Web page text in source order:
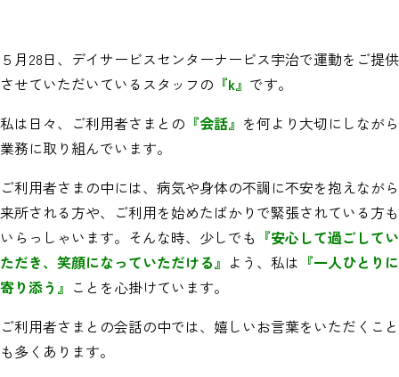
５月28日、デイサービスセンターナービス宇治で運動をご提供
させていただいているスタッフの 『k』 です。
私は日々、ご利用者さまとの 『会話』 を何より大切にしながら
業務に取り組んでいます。
ご利用者さまの中には、病気や身体の不調に不安を抱えながら
来所される方や、ご利用を始めたばかりで緊張されている方も
いらっしゃいます。そんな時、少しでも 『安心して過ごしてい
ただき、笑顔になっていただける』 よう、私は 『一人ひとりに
寄り添う』 ことを心掛けています。
ご利用者さまとの会話の中では、嬉しいお言葉をいただくこと
も多くあります。